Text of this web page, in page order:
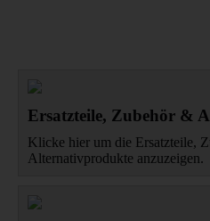
Ersatzteile, Zubehör &
Klicke hier um die Ersatzteile,
Alternativprodukte anzuzeigen.